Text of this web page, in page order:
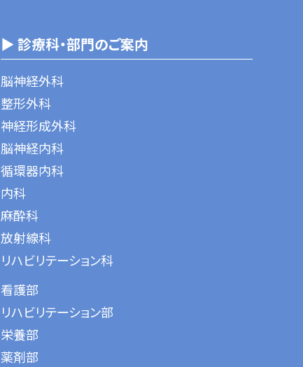
▶ 診療科・部門のご案内
脳神経外科
整形外科
神経形成外科
脳神経内科
循環器内科
内科
麻酔科
放射線科
リハビリテーション科
看護部
リハビリテーション部
栄養部
薬剤部